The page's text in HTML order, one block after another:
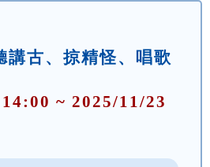
講古、掠精怪、唱歌
~ 2025/11/23